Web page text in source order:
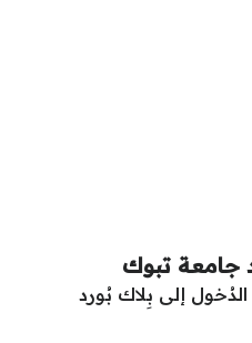
جامعة تبوك
إلى بِلاك بُورد